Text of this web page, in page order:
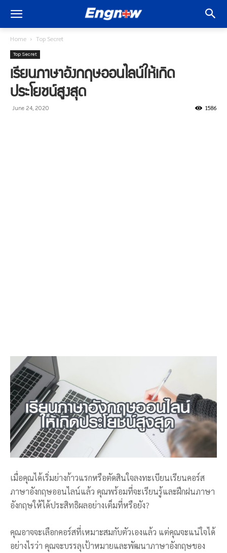
Home Top Secret
Top Secret
เรียนภาษาอังกฤษออนไลน์ให้เกิด
ประโยชน์สูงสุด
June 24, 2020 1586
เมื่อคุณได้เริ่มย่างก้าวแรกหรือตัดสินใจลงทะเบียนเรียนคอร์ส
ภาษาอังกฤษออนไลน์แล้ว คุณพร้อมที่จะเรียนรู้และฝึกฝนภาษา
อังกฤษให้ได้ประสิทธิผลอย่างเต็มที่หรือยัง?
คุณอาจจะเลือกคอร์สที่เหมาะสมกับตัวเองแล้ว แต่คุณจะแน่ใจได้
อย่างไรว่า คุณจะบรรลุเป้าหมายและพัฒนาภาษาอังกฤษของ